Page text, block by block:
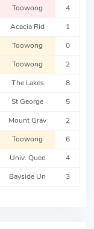
Toowong 4
Acacia Rid 1
Toowong 0
Toowong 2
The Lakes 8
St George 5
Mount Grav 2
Toowong 6
Univ. Quee 4
Bayside Un 3